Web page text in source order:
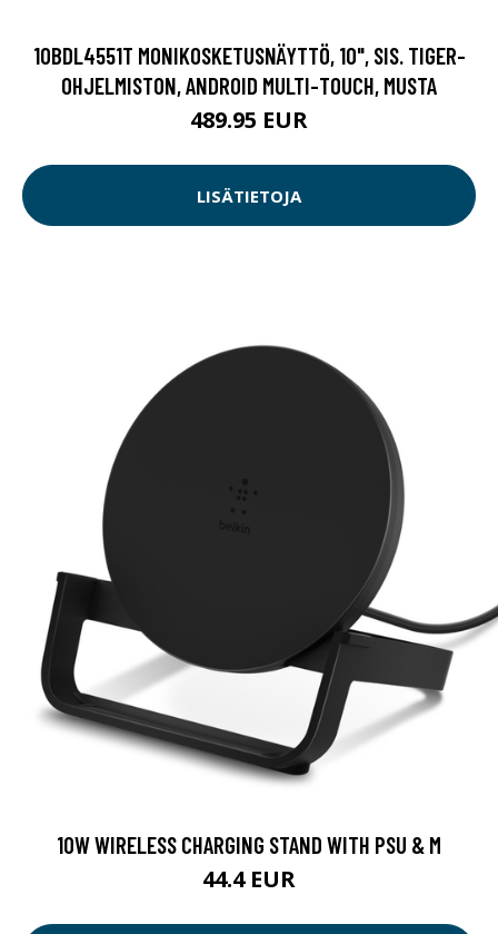
10BDL4551T MONIKOSKETUSNÄYTTÖ, 10", SIS. TIGER-
OHJELMISTON, ANDROID MULTI-TOUCH, MUSTA
489.95 EUR
LISÄTIETOJA
10W WIRELESS CHARGING STAND WITH PSU & M
44.4 EUR